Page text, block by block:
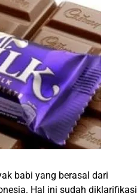
babi yang berasal dari
Hal ini sudah diklarifikasi